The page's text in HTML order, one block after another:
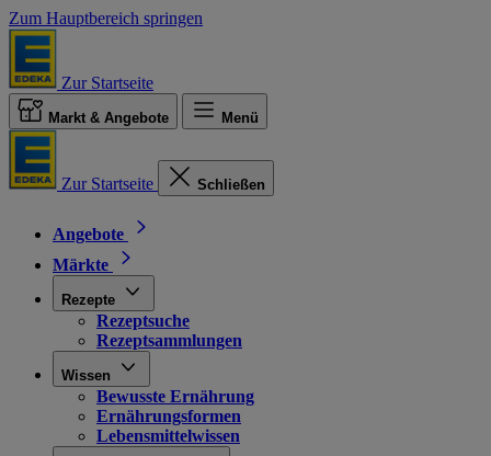
Zum Hauptbereich springen
Zur Startseite
Markt & Angebote Menü
Zur Startseite Schließen
Angebote
Märkte
Rezepte
Rezeptsuche
Rezeptsammlungen
Wissen
Bewusste Ernährung
Ernährungsformen
Lebensmittelwissen